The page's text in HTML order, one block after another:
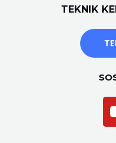
TEKNIK